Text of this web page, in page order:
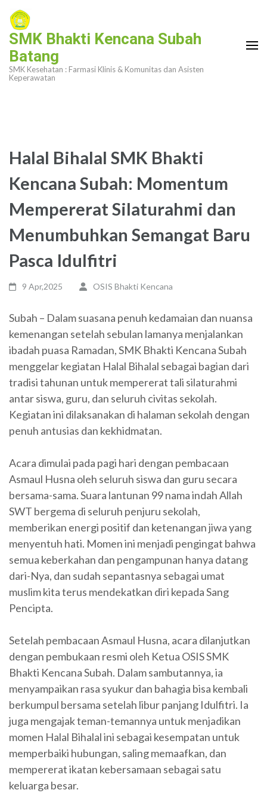
Lompat
konten
(Tekan
Enter)
SMK Bhakti Kencana Subah
Batang
SMK Kesehatan : Farmasi Klinis & Komunitas dan Asisten
Keperawatan
Halal Bihalal SMK Bhakti
Kencana Subah: Momentum
Mempererat Silaturahmi dan
Menumbuhkan Semangat Baru
Pasca Idulfitri
9 Apr,2025 OSIS Bhakti Kencana
Subah – Dalam suasana penuh kedamaian dan nuansa
kemenangan setelah sebulan lamanya menjalankan
ibadah puasa Ramadan, SMK Bhakti Kencana Subah
menggelar kegiatan Halal Bihalal sebagai bagian dari
tradisi tahunan untuk mempererat tali silaturahmi
antar siswa, guru, dan seluruh civitas sekolah.
Kegiatan ini dilaksanakan di halaman sekolah dengan
penuh antusias dan kekhidmatan.
Acara dimulai pada pagi hari dengan pembacaan
Asmaul Husna oleh seluruh siswa dan guru secara
bersama-sama. Suara lantunan 99 nama indah Allah
SWT bergema di seluruh penjuru sekolah,
memberikan energi positif dan ketenangan jiwa yang
menyentuh hati. Momen ini menjadi pengingat bahwa
semua keberkahan dan pengampunan hanya datang
dari-Nya, dan sudah sepantasnya sebagai umat
muslim kita terus mendekatkan diri kepada Sang
Pencipta.
Setelah pembacaan Asmaul Husna, acara dilanjutkan
dengan pembukaan resmi oleh Ketua OSIS SMK
Bhakti Kencana Subah. Dalam sambutannya, ia
menyampaikan rasa syukur dan bahagia bisa kembali
berkumpul bersama setelah libur panjang Idulfitri. Ia
juga mengajak teman-temannya untuk menjadikan
momen Halal Bihalal ini sebagai kesempatan untuk
memperbaiki hubungan, saling memaafkan, dan
mempererat ikatan kebersamaan sebagai satu
keluarga besar.